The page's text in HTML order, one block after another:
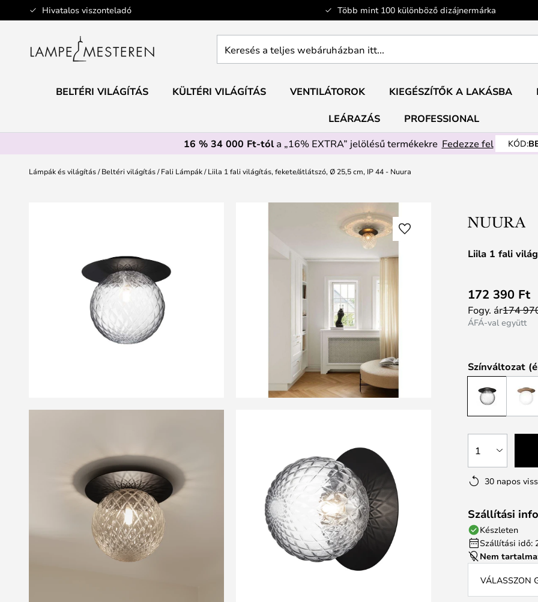
Hivatalos viszonteladó Több mint 100 különböző dizájnermárka
Ugrás
a
tartalomhoz
webáruházban
BELTÉRI VILÁGÍTÁS KÜLTÉRI VILÁGÍTÁS VENTILÁTOROK KIEGÉSZÍTŐK A LAKÁSBA
LEÁRAZÁS
PROFESSIONAL
16 % 34 000 Ft-tóla „16% EXTRA” jelölésű termékekre Fedezze fel KÓD:
Lámpák és világítás Beltéri világítás Fali Lámpák Liila 1 fali világítás, fekete/átlátszó, Ø 25,5 cm, IP 44 - Nuura
Liila 1 fali
172 390 Ft
Fogy. ár174
ÁFÁ-val együtt
Színváltozat
1
30 napos
Szállítási
Készleten
Szállítási idő:
Nem
VÁLASSZON